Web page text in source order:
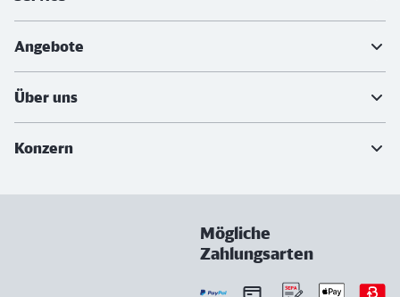
Angebote
Über uns
Konzern
Mögliche
Zahlungsarten